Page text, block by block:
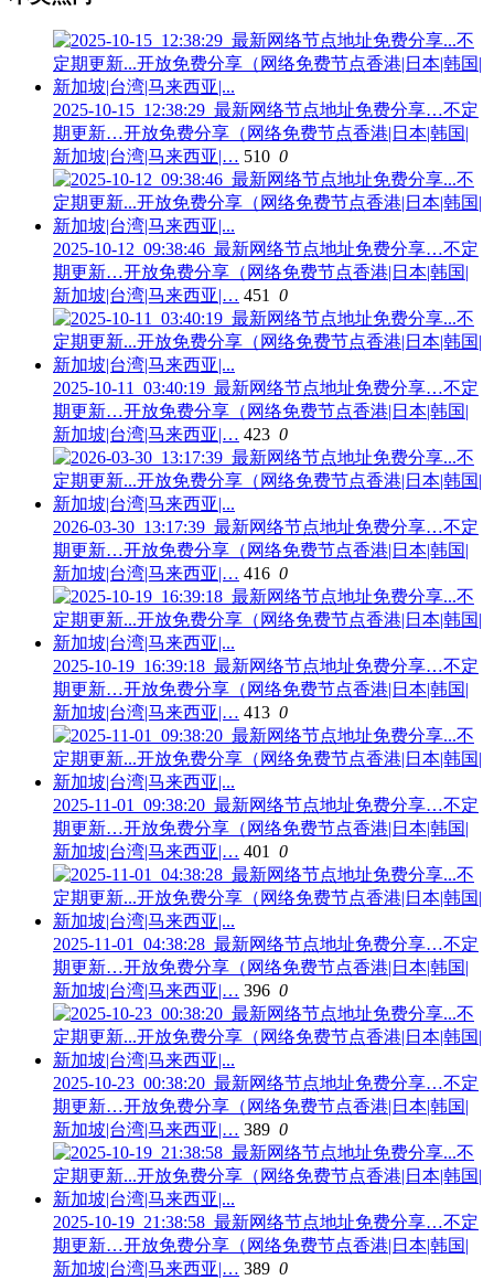
2025-10-15_12:38:29_最新网络节点地址免费分享…不定
期更新…开放免费分享（网络免费节点香港|日本|韩国|
新加坡|台湾|马来西亚|… 510 0
2025-10-12_09:38:46_最新网络节点地址免费分享…不定
期更新…开放免费分享（网络免费节点香港|日本|韩国|
新加坡|台湾|马来西亚|… 451 0
2025-10-11_03:40:19_最新网络节点地址免费分享…不定
期更新…开放免费分享（网络免费节点香港|日本|韩国|
新加坡|台湾|马来西亚|… 423 0
2026-03-30_13:17:39_最新网络节点地址免费分享…不定
期更新…开放免费分享（网络免费节点香港|日本|韩国|
新加坡|台湾|马来西亚|… 416 0
2025-10-19_16:39:18_最新网络节点地址免费分享…不定
期更新…开放免费分享（网络免费节点香港|日本|韩国|
新加坡|台湾|马来西亚|… 413 0
2025-11-01_09:38:20_最新网络节点地址免费分享…不定
期更新…开放免费分享（网络免费节点香港|日本|韩国|
新加坡|台湾|马来西亚|… 401 0
2025-11-01_04:38:28_最新网络节点地址免费分享…不定
期更新…开放免费分享（网络免费节点香港|日本|韩国|
新加坡|台湾|马来西亚|… 396 0
2025-10-23_00:38:20_最新网络节点地址免费分享…不定
期更新…开放免费分享（网络免费节点香港|日本|韩国|
新加坡|台湾|马来西亚|… 389 0
2025-10-19_21:38:58_最新网络节点地址免费分享…不定
期更新…开放免费分享（网络免费节点香港|日本|韩国|
新加坡|台湾|马来西亚|… 389 0